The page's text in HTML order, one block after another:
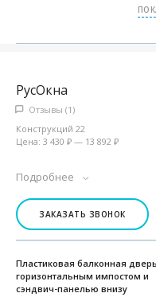
РусОкна
ЗАКАЗАТЬ ЗВОНОК
Отзывы (1)
Конструкций 22
Цена: 3 430 ₽ — 13 892 ₽
Подробнее
Пластиковая балконная
горизонтальным импостом и
сэндвич-панелью внизу